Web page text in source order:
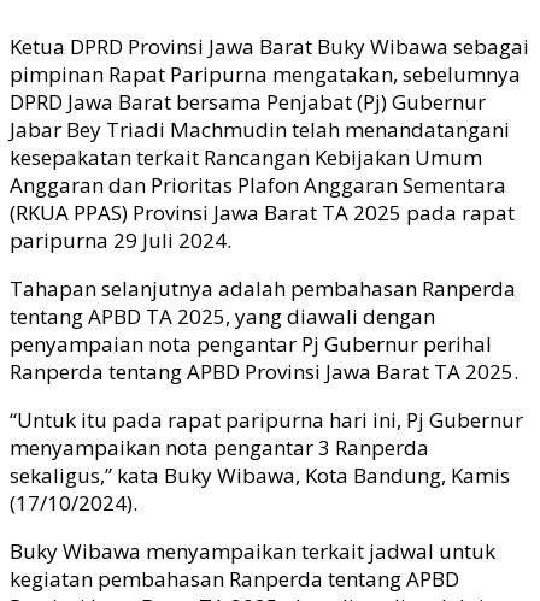
Ketua DPRD Provinsi Jawa Barat Buky Wibawa sebagai
pimpinan Rapat Paripurna mengatakan, sebelumnya
DPRD Jawa Barat bersama Penjabat (Pj) Gubernur
Jabar Bey Triadi Machmudin telah menandatangani
kesepakatan terkait Rancangan Kebijakan Umum
Anggaran dan Prioritas Plafon Anggaran Sementara
(RKUA PPAS) Provinsi Jawa Barat TA 2025 pada rapat
paripurna 29 Juli 2024.
Tahapan selanjutnya adalah pembahasan Ranperda
tentang APBD TA 2025, yang diawali dengan
penyampaian nota pengantar Pj Gubernur perihal
Ranperda tentang APBD Provinsi Jawa Barat TA 2025.
“Untuk itu pada rapat paripurna hari ini, Pj Gubernur
menyampaikan nota pengantar 3 Ranperda
sekaligus,” kata Buky Wibawa, Kota Bandung, Kamis
(17/10/2024).
Buky Wibawa menyampaikan terkait jadwal untuk
kegiatan pembahasan Ranperda tentang APBD